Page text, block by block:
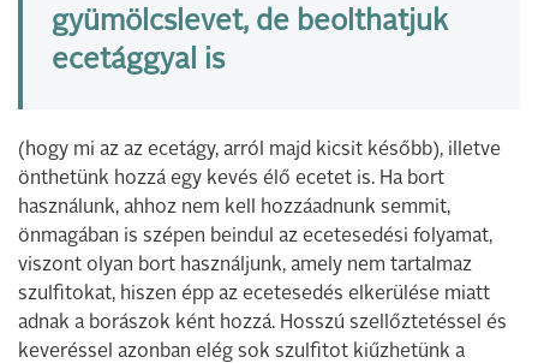
gyümölcslevet, de beolthatjuk
ecetággyal is
(hogy mi az az ecetágy, arról majd kicsit később), illetve
önthetünk hozzá egy kevés élő ecetet is. Ha bort
használunk, ahhoz nem kell hozzáadnunk semmit,
önmagában is szépen beindul az ecetesedési folyamat,
viszont olyan bort használjunk, amely nem tartalmaz
szulfitokat, hiszen épp az ecetesedés elkerülése miatt
adnak a borászok ként hozzá. Hosszú szellőztetéssel és
keveréssel azonban elég sok szulfitot kiűzhetünk a